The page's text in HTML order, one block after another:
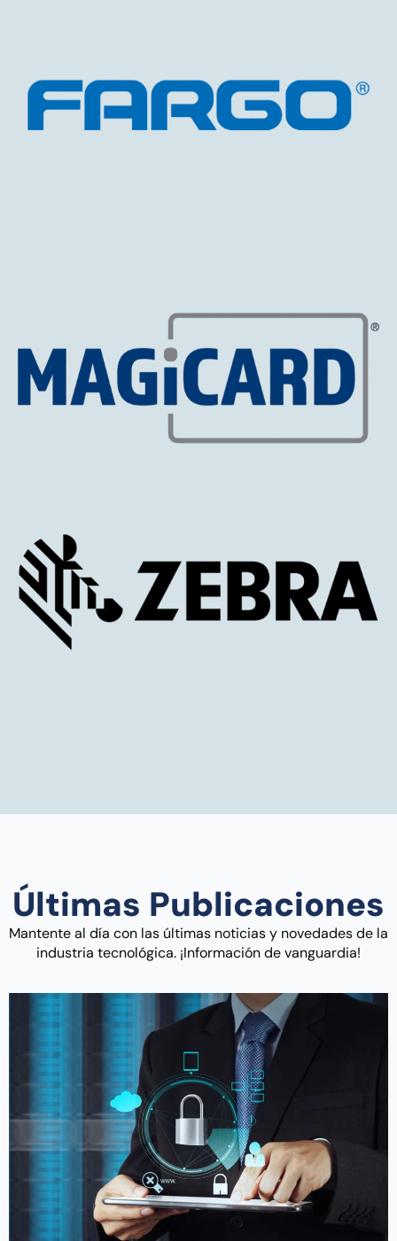
Últimas Publicaciones
Mantente al día con las últimas noticias y novedades de la
industria tecnológica. ¡Información de vanguardia!